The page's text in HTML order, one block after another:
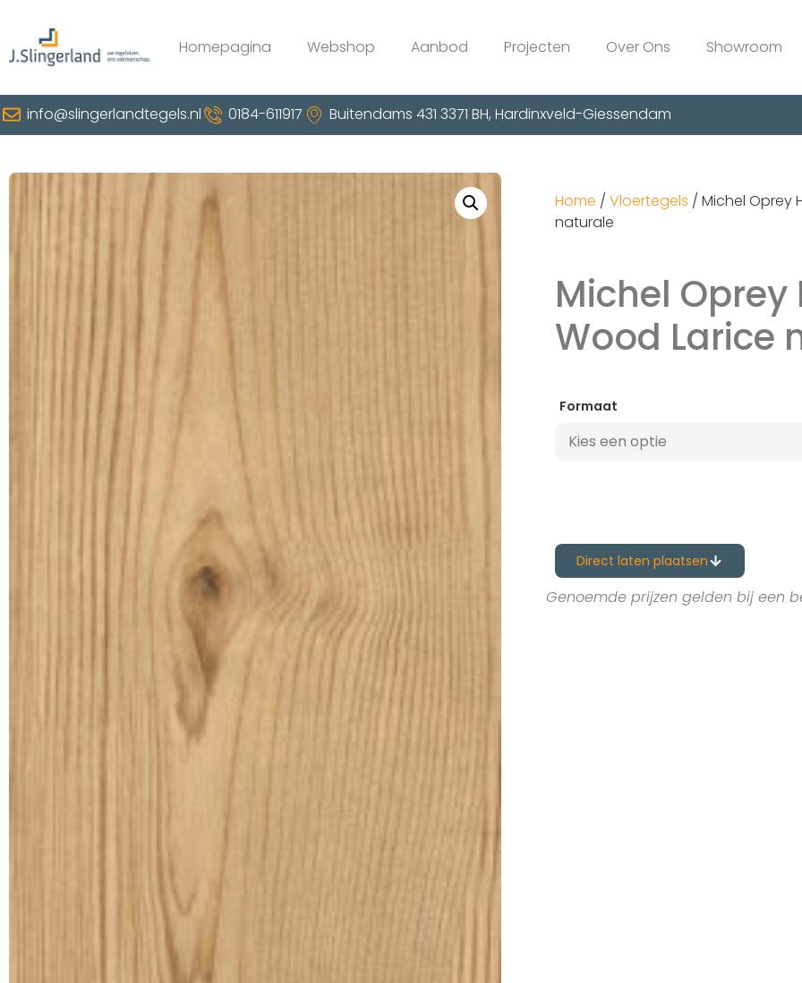
Homepagina Webshop Aanbod Projecten Over Ons Showroom
info@slingerlandtegels.nl 0184-611917 Buitendams 431 3371 BH, Hardinxveld-Giessendam
Home / Vloertegels / Michel Oprey
naturale
Michel Oprey
Wood Larice
Formaat
Direct laten plaatsen
Genoemde prijzen gelden bij een